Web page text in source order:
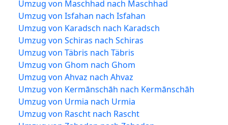
Umzug von Maschhad nach Maschhad
Umzug von Isfahan nach Isfahan
Umzug von Karadsch nach Karadsch
Umzug von Schiras nach Schiras
Umzug von Täbris nach Täbris
Umzug von Ghom nach Ghom
Umzug von Ahvaz nach Ahvaz
Umzug von Kermānschāh nach Kermānschāh
Umzug von Urmia nach Urmia
Umzug von Rascht nach Rascht